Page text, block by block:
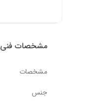
مشخصات فنی
مشخصات
جنس